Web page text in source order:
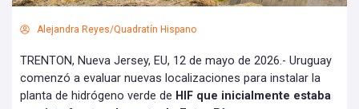
Alejandra Reyes/Quadratín Hispano
TRENTON, Nueva Jersey, EU, 12 de mayo de 2026.- Uruguay
comenzó a evaluar nuevas localizaciones para instalar la
planta de hidrógeno verde de HIF que inicialmente estaba